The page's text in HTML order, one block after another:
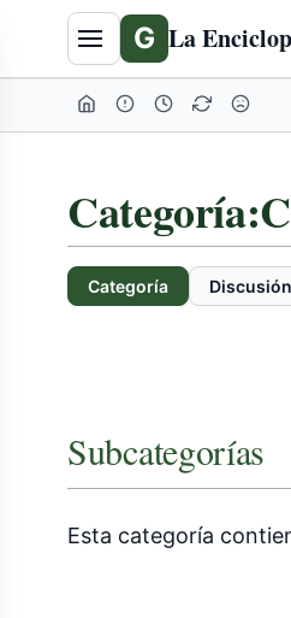
G La
Categoría:
Categoría Discusión
Subcategorías
Esta categoría